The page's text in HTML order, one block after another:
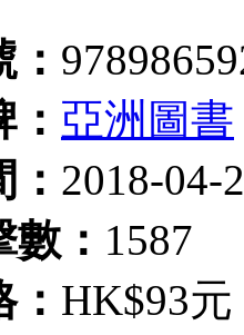
亞洲圖書
2018-04-
： 1587
HK$93元